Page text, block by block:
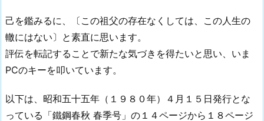
己を鑑みるに、〔この祖父の存在なくしては、この人生の
轍にはない〕と素直に思います。
評伝を転記することで新たな気づきを得たいと思い、いま
PCのキーを叩いています。
以下は、昭和五十五年（１９８０年）４月１５日発行とな
っている「鐵鋼春秋 春季号」の１４ページから１８ページ